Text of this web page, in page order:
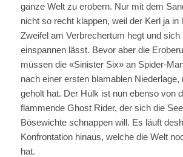
ganze Welt zu erobern. Nur mit dem
nicht so recht klappen, weil der Kerl ja in
Zweifel am Verbrechertum hegt und sich
einspannen lässt. Bevor aber die
müssen die «Sinister Six» an Spider-
nach einer ersten blamablen Niederlage,
geholt hat. Der Hulk ist nun ebenso von
flammende Ghost Rider, der sich die
Bösewichte schnappen will. Es läuft
Konfrontation hinaus, welche die Welt
hat.